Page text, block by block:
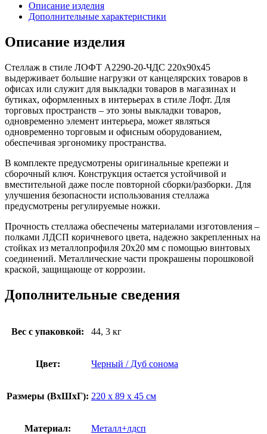
Описание изделия
Дополнительные характеристики
Описание изделия
Стеллаж в стиле ЛОФТ A2290-20-ЧДС 220х90х45
выдерживает большие нагрузки от канцелярских товаров в
офисах или служит для выкладки товаров в магазинах и
бутиках, оформленных в интерьерах в стиле Лофт. Для
торговых пространств – это зоны выкладки товаров,
одновременно элемент интерьера, может являться
одновременно торговым и офисным оборудованием,
обеспечивая эргономику пространства.
В комплекте предусмотрены оригинальные крепежи и
сборочный ключ. Конструкция остается устойчивой и
вместительной даже после повторной сборки/разборки. Для
улучшения безопасности использования стеллажа
предусмотрены регулируемые ножки.
Прочность стеллажа обеспечены материалами изготовления –
полками ЛДСП коричневого цвета, надежно закрепленных на
стойках из металлопрофиля 20х20 мм с помощью винтовых
соединений. Металлические части прокрашены порошковой
краской, защищающе от коррозии.
Дополнительные сведения
Вес с упаковкой: 44, 3 кг
Цвет: Черный / Дуб сонома
Размеры (ВxШxГ): 220 x 89 x 45 см
Материал: Металл+лдсп